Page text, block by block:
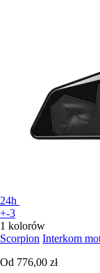
24h
+-3
1 kolorów
Scorpion Interkom
Od 776,00 zł